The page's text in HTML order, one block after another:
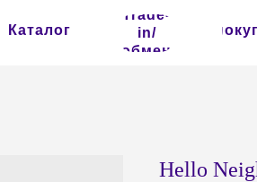
Каталог
Trade-
in/
обмен
Hello